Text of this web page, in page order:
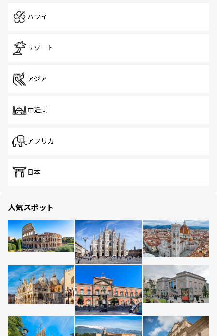
ハワイ
リゾート
アジア
中近東
アフリカ
日本
人気スポット